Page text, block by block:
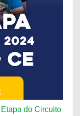
do Circuito